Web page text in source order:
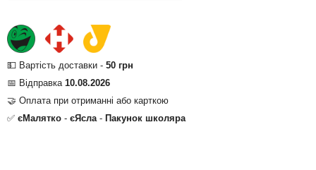
💵 Вартість доставки - 50 грн
📅 Відправка 10.08.2026
🤝 Оплата при отриманні або карткою
✅ єМалятко - єЯсла- Пакунок школяра